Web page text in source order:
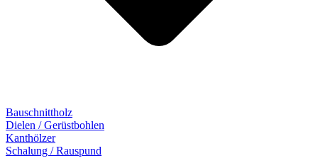
Bauschnittholz
Dielen / Gerüstbohlen
Kanthölzer
Schalung / Rauspund